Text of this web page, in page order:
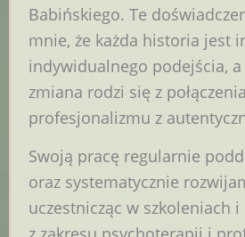
Babińskiego. Te
mnie, że każda historia jest
indywidualnego podejścia,
zmiana rodzi się z połączenia
profesjonalizmu z
Swoją pracę regularnie
oraz systematycznie
uczestnicząc w szkoleniach